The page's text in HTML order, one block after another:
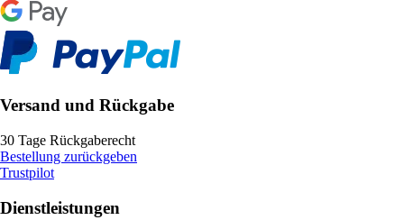
Versand und Rückgabe
30 Tage Rückgaberecht
Bestellung zurückgeben
Trustpilot
Dienstleistungen